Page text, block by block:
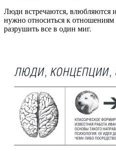
Люди встречаются, влюбляются
нужно относиться к отношениям
разрушить все в один миг.